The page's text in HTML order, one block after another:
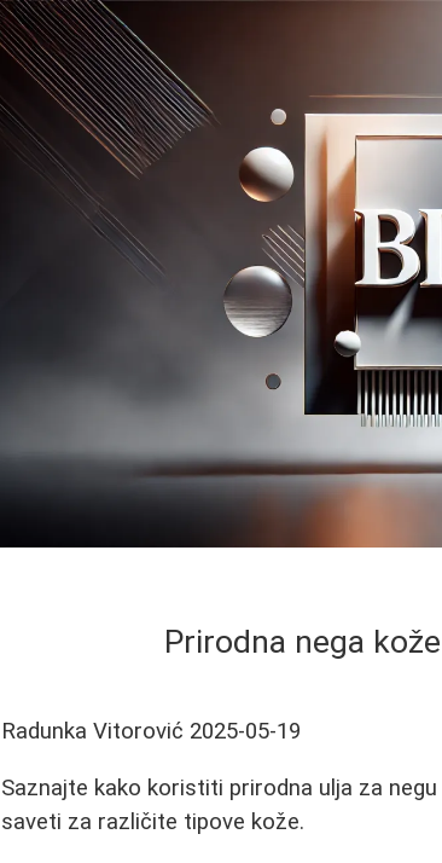
Prirodna nega
Radunka Vitorović 2025-05-19
Saznajte kako koristiti prirodna ulja za
saveti za različite tipove kože.